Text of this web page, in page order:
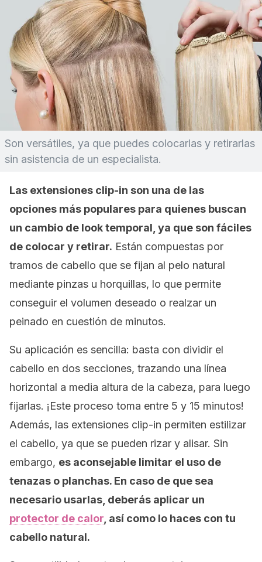
Son versátiles, ya que puedes colocarlas y retirarlas
sin asistencia de un especialista.
Las extensiones clip-in son una de las
opciones más populares para quienes buscan
un cambio de looktemporal, ya que son fáciles
de colocar y retirar. Están compuestas por
tramos de cabello que se fijan al pelo natural
mediante pinzas u horquillas, lo que permite
conseguir el volumen deseado o realzar un
peinado en cuestión de minutos.
Su aplicación es sencilla: basta con dividir el
cabello en dos secciones, trazando una línea
horizontal a media altura de la cabeza, para luego
fijarlas. ¡Este proceso toma entre 5 y 15 minutos!
Además, las extensiones clip-in permiten estilizar
el cabello, ya que se pueden rizar y alisar. Sin
embargo, es aconsejable limitar el uso de
tenazas o planchas. En caso de que sea
necesario usarlas, deberás aplicar un
protector de calor , así como lo haces con tu
cabello natural.